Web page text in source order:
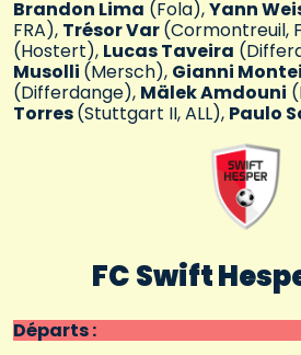
Brandon Lima (Fola),Yann
FRA), Trésor Var(Cormontreuil,
(Hostert), Lucas Taveira
Musolli (Mersch), Gianni
(Differdange), Mälek Amdouni
Torres(Stuttgart II, ALL), Paulo
FCSwift
Départs :